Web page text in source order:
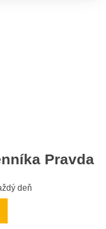
Pravda
deň